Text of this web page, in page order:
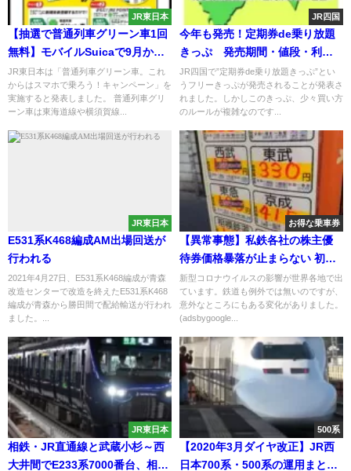
JR東日本
【抽選で普通列車グリーン車1回
無料】モバイルSuicaで9月から
10月まで実施
JR東日本は「普通列車グリーン車。これ
からはスマホで乗ろう！キャンペーン」を
実施すると発表しました。 普通列車グリ
ーン車は東海道線や横須賀線...
JR四国
今年も発売！定期券de乗り放題
きっぷ 発売期間・値段・利用
方法まとめ
JR四国で”定期券de乗り放題きっぷ”とい
うフリーきっぷが発売されることが発表さ
れました。しかしこのきっぷ、少々買い方
のルールが複雑なのです...
JR東日本
E531系K468編成AM出場回送が
行われる
2021年4月27日、E531系K468編成が青森
改造センターで改造を終えたE531系K468
編成が青森から勝田間で配給輸送が行われ
ました。...
お得な乗車券
【異常事態】私鉄各社の株主優
待券価格暴落が止まらない 初乗
り運賃を大幅に下回る
新型コロナウイルスの影響が世界各地で出
ています。鉄道も例外では無いのですが、
意外なところにもある変化がありました。
(adsbygoogle...
JR東日本
相鉄・JR直通線と武蔵小杉～西
大井間でE233系7000番台、相鉄
500系
【2020年3月ダイヤ改正】JR西
日本700系・500系の運用まと